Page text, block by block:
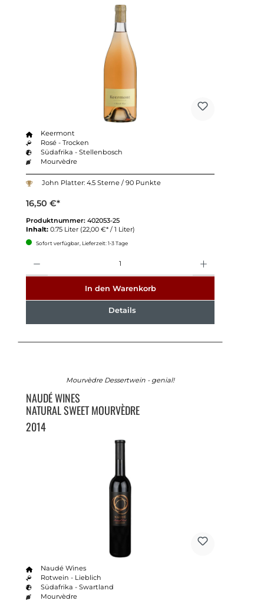
Keermont
Rosé - Trocken
Südafrika - Stellenbosch
Mourvèdre
John Platter: 4.5 Sterne / 90 Punkte
16,50 €*
Produktnummer: 402053-25
Inhalt: 0.75 Liter (22,00 €* / 1 Liter)
Sofort verfügbar, Lieferzeit: 1-3 Tage
In den Warenkorb
Details
Mourvèdre Dessertwein - genial!
NAUDÉ WINES
NATURAL SWEET MOURVÈDRE
2014
Naudé Wines
Rotwein - Lieblich
Südafrika - Swartland
Mourvèdre